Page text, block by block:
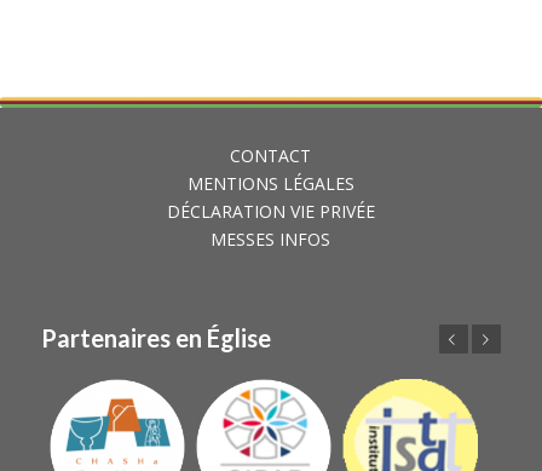
CONTACT
MENTIONS LÉGALES
DÉCLARATION VIE PRIVÉE
MESSES INFOS
Partenaires en Église